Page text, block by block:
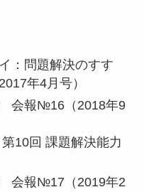
：問題解決のすす
年4月号）
会報№16（2018年9
10回 課題解決能力
会報№17（2019年2